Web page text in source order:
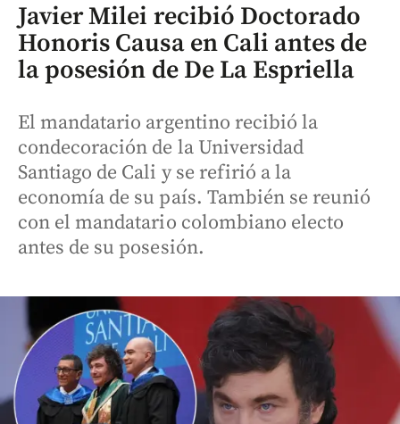
Javier Milei recibió Doctorado
Honoris Causa en Cali antes de
la posesión de De La Espriella
El mandatario argentino recibió la
condecoración de la Universidad
Santiago de Cali y se refirió a la
economía de su país. También se reunió
con el mandatario colombiano electo
antes de su posesión.